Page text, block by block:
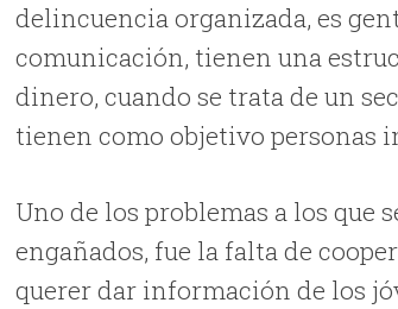
delincuencia organizada, es
comunicación, tienen una
dinero, cuando se trata de un
tienen como objetivo personas
Uno de los problemas a los que
engañados, fue la falta de
querer dar información de los